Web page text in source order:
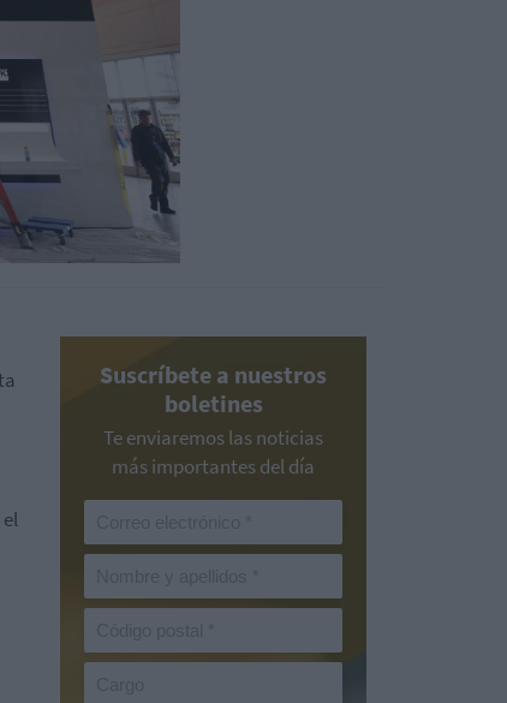
Suscríbete a nuestros
boletines
Te enviaremos las noticias
más importantes del día